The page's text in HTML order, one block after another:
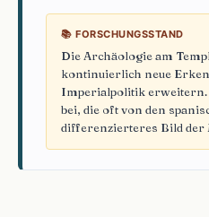
📚 FORSCHUNGSSTAND
Die Archäologie am
kontinuierlich neue
Imperialpolitik erweitern.
bei, die oft von den
differenzierteres Bild der